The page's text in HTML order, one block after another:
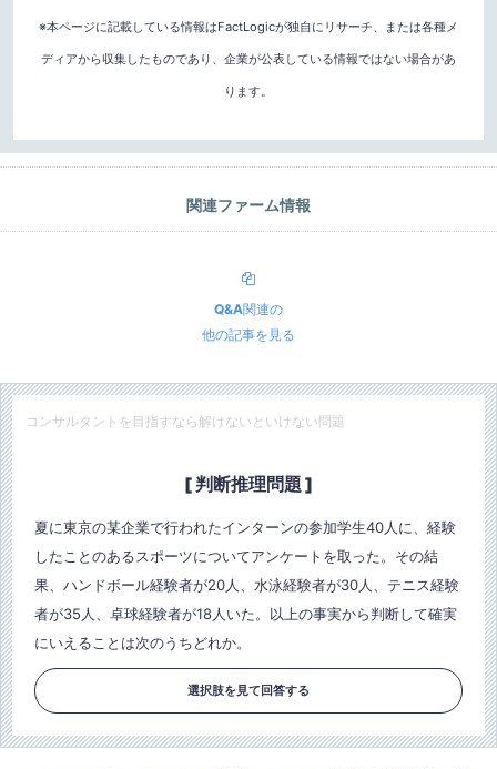
※本ページに記載している情報はFactLogicが独自にリサーチ、または各種メ
ディアから収集したものであり、企業が公表している情報ではない場合があ
ります。
関連ファーム情報
Q&A関連の
他の記事を見る
コンサルタントを目指すなら解けないといけない問題
[ 判断推理問題 ]
夏に東京の某企業で行われたインターンの参加学生40人に、経験
したことのあるスポーツについてアンケートを取った。その結
果、ハンドボール経験者が20人、水泳経験者が30人、テニス経験
者が35人、卓球経験者が18人いた。以上の事実から判断して確実
にいえることは次のうちどれか。
選択肢を見て回答する